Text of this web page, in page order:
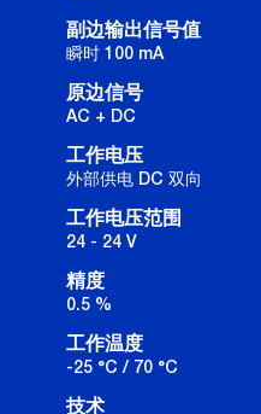
副边输出信号值
瞬时 100 mA
原边信号
AC + DC
工作电压
外部供电 DC 双向
工作电压范围
24 - 24 V
精度
0.5 %
工作温度
-25 °C / 70 °C
技术